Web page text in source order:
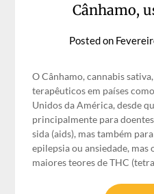
Cânhamo,
Posted on
O Cânhamo, cannabis
terapêuticos em países
Unidos da América, desde
principalmente para
sida (aids), mas também
epilepsia ou ansiedade,
maiores teores de THC